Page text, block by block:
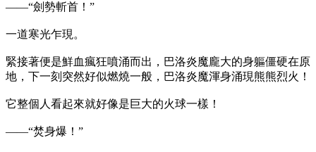
——“劍勢斬首！”
一道寒光乍現。
緊接著便是鮮血瘋狂噴涌而出，巴洛炎魔龐大的身軀僵硬在原
地，下一刻突然好似燃燒一般，巴洛炎魔渾身涌現熊熊烈火！
它整個人看起來就好像是巨大的火球一樣！
——“焚身爆！”